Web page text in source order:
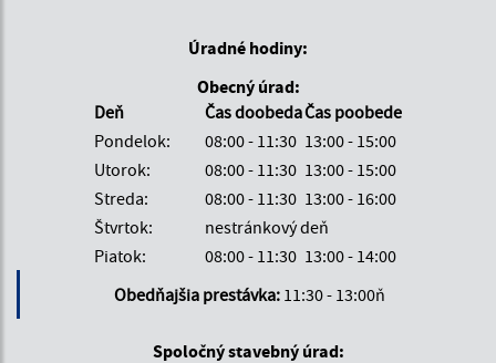
Úradné hodiny:
Obecný úrad:
Deň
Čas doobedaČas poobede
Pondelok:
08:00 - 11:30 13:00 - 15:00
Utorok:
08:00 - 11:30 13:00 - 15:00
Streda:
08:00 - 11:30 13:00 - 16:00
Štvrtok:
nestránkový deň
Piatok:
08:00 - 11:30 13:00 - 14:00
Obedňajšia prestávka: 11:30 - 13:00ň
Spoločný stavebný úrad: